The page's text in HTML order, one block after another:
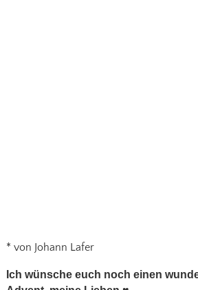
* von Johann Lafer
Ich wünsche euch noch einen